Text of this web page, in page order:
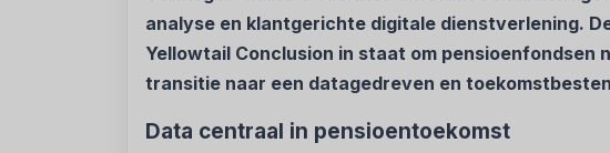
analyse en klantgerichte digitale dienstverlening.
Yellowtail Conclusion in staat om pensioenfondsen
transitie naar een datagedreven en
Data centraal in pensioentoekomst